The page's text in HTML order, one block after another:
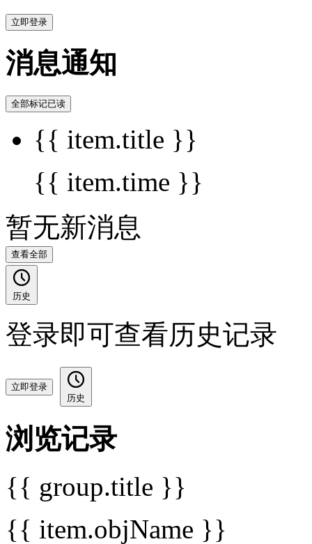
立即登录
消息通知
全部标记已读
{{ item.title }}
{{ item.time }}
暂无新消息
查看全部
历史
登录即可查看历史记录
立即登录
历史
浏览记录
{{ group.title }}
{{ item.objName }}